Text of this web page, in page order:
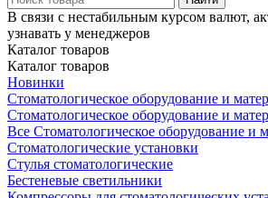
В связи с нестабильным курсом валют,
узнавать у менеджеров
Каталог товаров
Каталог товаров
Новинки
Стоматологическое оборудование и
Стоматологическое оборудование и
Все Стоматологическое оборудование и
Стоматологические установки
Стулья стоматологические
Бестеневые светильники